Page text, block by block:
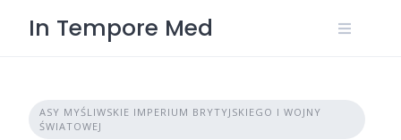
In Tempore Med
ASY MYŚLIWSKIE IMPERIUM BRYTYJSKIEGO I WOJNY
ŚWIATOWEJ